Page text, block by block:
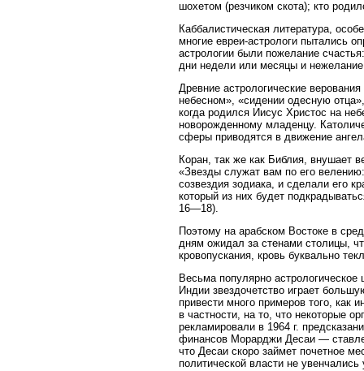
шохетом (резчиком скота); кто
Каббалистическая литература,
многие евреи-астрологи пытались
астрологии были пожелание
дни недели или месяцы и
Древние астрологические
небесном», «сидении одесную
когда родился Иисус Христос на
новорожденному младенцу.
сферы приводятся в движение
Коран, так же как Библия, внушает
«Звезды служат вам по его
созвездия зодиака, и сделали его
который из них будет
16—18).
Поэтому на арабском Востоке в
дням ожидал за стенами столицы,
кровопускания, кровь буквально
Весьма популярно
Индии звездочетство играет
привести много примеров того, как
в частности, на то, что некоторые
рекламировали в 1964 г.
финансов Морарджи Десаи —
что Десаи скоро займет почетное
политической власти не увенчались